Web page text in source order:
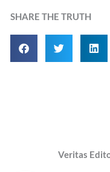
SHARE THE TRUTH
Veritas